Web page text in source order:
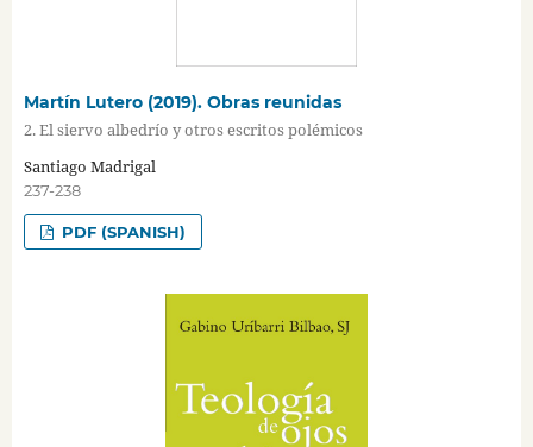
Martín Lutero (2019). Obras reunidas
2. El siervo albedrío y otros escritos polémicos
Santiago Madrigal
237-238
PDF (SPANISH)